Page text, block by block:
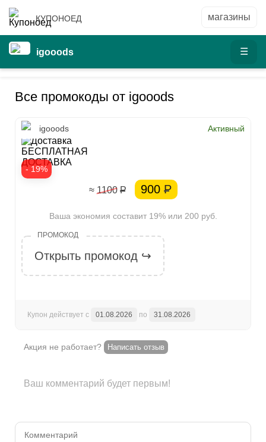
КУПОНОЕД
igooods
Все промокоды от igooods
- 19%
БЕСПЛАТНАЯ
ДОСТАВКА
igooods Активный
≈ 1100 Р 900 Р
Ваша экономия составит 19% или 200 руб.
Открыть промокод ↪
Купон действует с 01.08.2026 по 31.08.2026
Акция не работает? Написать отзыв
Ваш комментарий будет первым!